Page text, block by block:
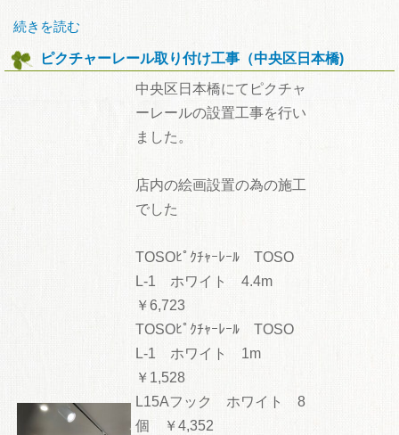
続きを読む
ピクチャーレール取り付け工事（中央区日本橋)
中央区日本橋にてピクチャ
ーレールの設置工事を行い
ました。
店内の絵画設置の為の施工
でした
TOSOﾋﾟｸﾁｬｰﾚｰﾙ TOSO
L-1 ホワイト 4.4m
￥6,723
TOSOﾋﾟｸﾁｬｰﾚｰﾙ TOSO
L-1 ホワイト 1m
￥1,528
L15Aフック ホワイト 8
個 ￥4,352